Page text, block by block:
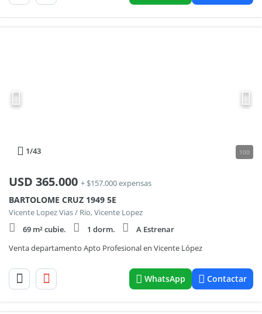
1/43 100
USD 365.000 + $157.000 expensas
BARTOLOME CRUZ 1949 5E
Vicente Lopez Vias / Rio, Vicente Lopez
69 m² cubie.
1 dorm.
A Estrenar
Venta departamento Apto Profesional en Vicente López
WhatsApp Contactar